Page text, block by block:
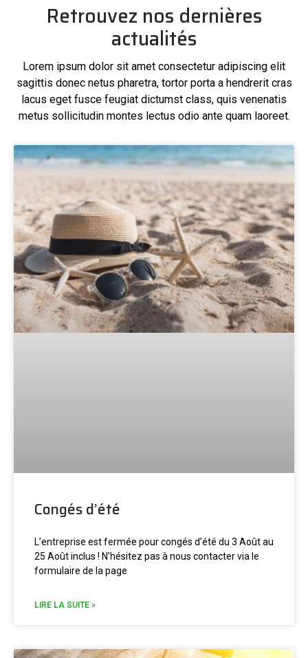
Retrouvez nos dernières
actualités
Lorem ipsum dolor sit amet consectetur adipiscing elit
sagittis donec netus pharetra, tortor porta a hendrerit cras
lacus eget fusce feugiat dictumst class, quis venenatis
metus sollicitudin montes lectus odio ante quam laoreet.
Congés d’été
L’entreprise est fermée pour congés d’été du 3 Août au
25 Août inclus ! N’hésitez pas à nous contacter via le
formulaire de la page
LIRE LA SUITE »